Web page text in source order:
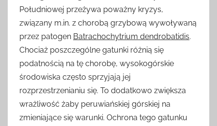
Południowej przeżywa poważny kryzys,
związany m.in. z chorobą grzybową wywoływaną
przez patogen Batrachochytrium dendrobatidis.
Chociaż poszczególne gatunki różnią się
podatnością na tę chorobę, wysokogórskie
środowiska często sprzyjają jej
rozprzestrzenianiu się. To dodatkowo zwiększa
wrażliwość żaby peruwiańskiej górskiej na
zmieniające się warunki. Ochrona tego gatunku